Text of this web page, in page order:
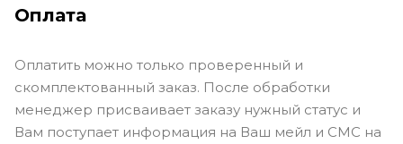
Оплата
Оплатить можно только проверенный и
скомплектованный заказ. После обработки
менеджер присваивает заказу нужный статус и
Вам поступает информация на Ваш мейл и СМС на